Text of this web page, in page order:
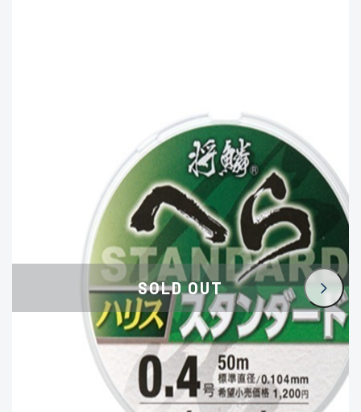
この条件で検索する
使用感や傷のある一般的な中
古品
C-
かなり使用感があり、全体的
に目立つ傷が多い品
D
著しく状態が悪いが使用はで
きるもの、改造品も含む
※ルアー、エギ、雑品、その他につきましては
ランク表記はございません。 状態は写真にて
ご確認ください。
SOLD OUT